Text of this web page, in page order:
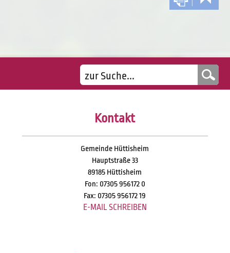
Kontakt
Gemeinde Hüttisheim
Hauptstraße 33
89185 Hüttisheim
Fon: 07305 956172 0
Fax: 07305 956172 19
E-MAIL SCHREIBEN